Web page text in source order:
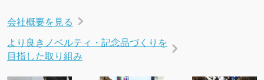
会社概要を見る
より良きノベルティ・記念品づくりを
目指した取り組み